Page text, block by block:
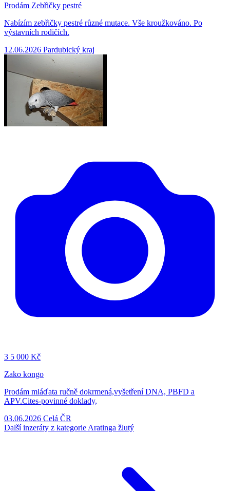
Prodám Zebřičky pestré
Nabízím zebřičky pestré různé mutace. Vše kroužkováno. Po
výstavních rodičích.
12.06.2026 Pardubický kraj
3 5 000 Kč
Zako kongo
Prodám mláďata ručně dokrmená,vyšetření DNA, PBFD a
APV.Cites-povinné doklady,
03.06.2026 Celá ČR
Další inzeráty z kategorie Aratinga žlutý